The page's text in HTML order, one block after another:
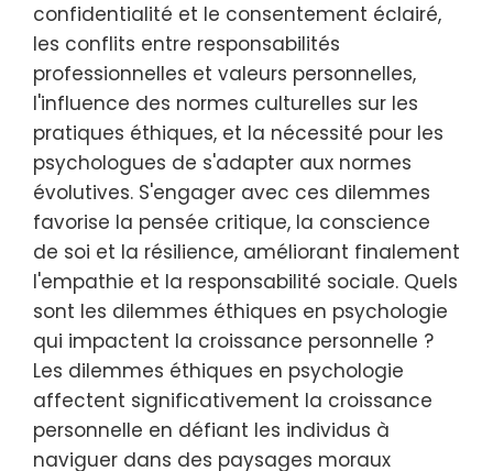
confidentialité et le consentement éclairé,
les conflits entre responsabilités
professionnelles et valeurs personnelles,
l'influence des normes culturelles sur les
pratiques éthiques, et la nécessité pour les
psychologues de s'adapter aux normes
évolutives. S'engager avec ces dilemmes
favorise la pensée critique, la conscience
de soi et la résilience, améliorant finalement
l'empathie et la responsabilité sociale. Quels
sont les dilemmes éthiques en psychologie
qui impactent la croissance personnelle ?
Les dilemmes éthiques en psychologie
affectent significativement la croissance
personnelle en défiant les individus à
naviguer dans des paysages moraux